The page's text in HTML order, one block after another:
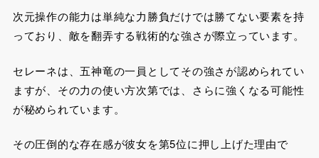
次元操作の能力は単純な力勝負だけでは勝てない要素を持
っており、敵を翻弄する戦術的な強さが際立っています。
セレーネは、五神竜の一員としてその強さが認められてい
ますが、その力の使い方次第では、さらに強くなる可能性
が秘められています。
その圧倒的な存在感が彼女を第5位に押し上げた理由で